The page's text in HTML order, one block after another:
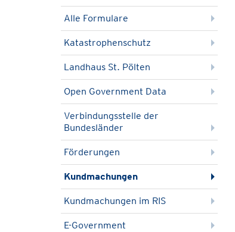
Alle Formulare
Katastrophenschutz
Landhaus St. Pölten
Open Government Data
Verbindungsstelle der
Bundesländer
Förderungen
Kundmachungen
Kundmachungen im RIS
E-Government